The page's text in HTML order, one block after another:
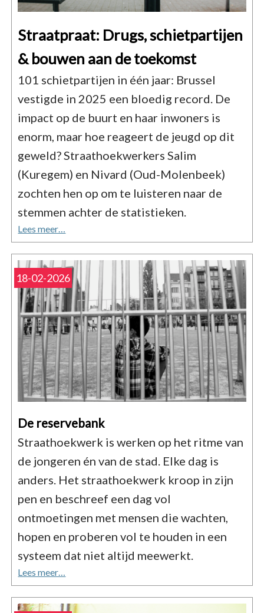
Straatpraat: Drugs, schietpartijen
& bouwen aan de toekomst
101 schietpartijen in één jaar: Brussel
vestigde in 2025 een bloedig record. De
impact op de buurt en haar inwoners is
enorm, maar hoe reageert de jeugd op dit
geweld?Straathoekwerkers Salim
(Kuregem) en Nivard (Oud-Molenbeek)
zochten hen op om te luisteren naar de
stemmen achter de statistieken.
Lees meer…
18-02-2026
De reservebank
Straathoekwerk is werken op het ritme van
de jongeren én van de stad. Elke dag is
anders. Het straathoekwerk kroop in zijn
pen en beschreef een dag vol
ontmoetingen met mensen die wachten,
hopen en proberen vol te houden in een
systeem dat niet altijd meewerkt.
Lees meer…